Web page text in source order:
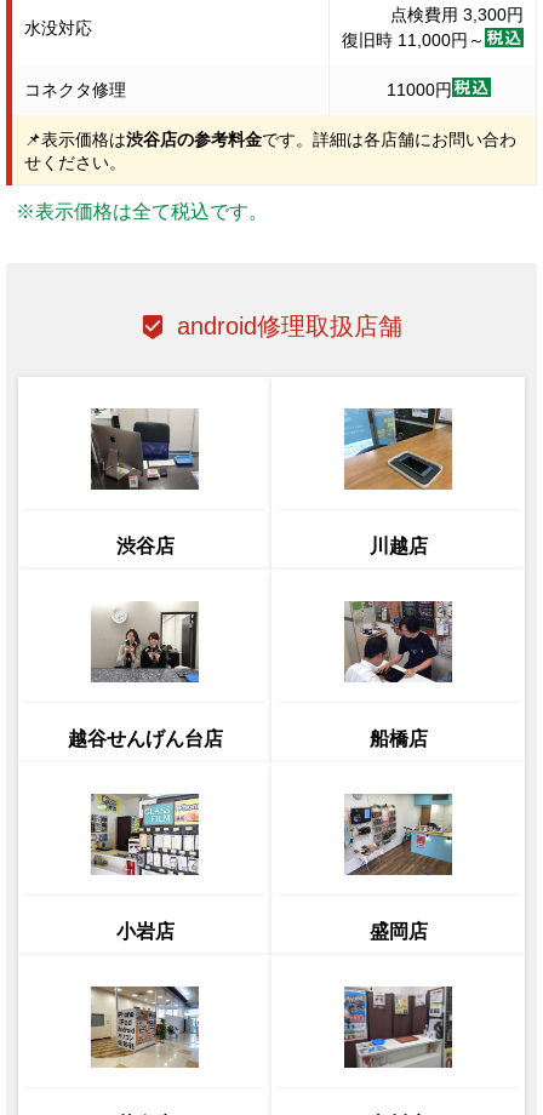
水没対応
点検費用 3,300円
復旧時 11,000円～
コネクタ修理 11000円
📌表示価格は渋谷店の参考料金です。詳細は各店舗にお問い合わ
せください。
※表示価格は全て税込です。
android修理取扱店舗
渋谷店 川越店
越谷せんげん台店 船橋店
小岩店 盛岡店